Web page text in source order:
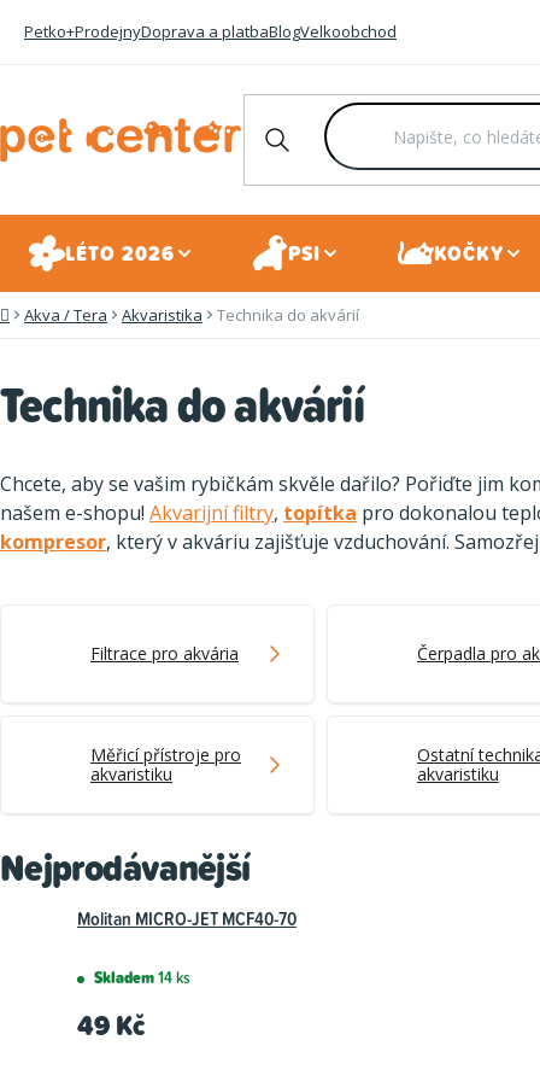
Petko+ProdejnyDoprava a platbaBlogVelkoobchod
LÉTO 2026 PSI KOČKY
DomůAkva / Tera Akvaristika Technika do akvárií
Technika do akvárií
Chcete, aby se vašim rybičkám skvěle dařilo? Pořiďte jim
našem e-shopu! Akvarijní filtry, topítka pro dokonalou
kompresor, který v akváriu zajišťuje vzduchování.
Filtrace pro akvária Čerpadla pro
Měřicí přístroje pro
akvaristiku
Ostatní
akvaristiku
Nejprodávanější
Molitan MICRO-JET MCF40-70
Skladem14 ks
49 Kč